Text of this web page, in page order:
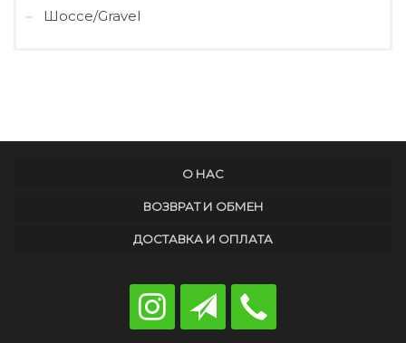
Шоссе/Gravel
О НАС
ВОЗВРАТ И ОБМЕН
ДОСТАВКА И ОПЛАТА